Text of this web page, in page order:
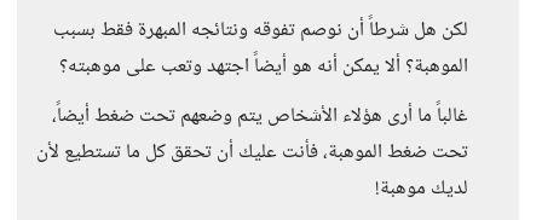
لكن هل شرطاً أن نوصم تفوقه ونتائجه المبهرة فقط بسبب
الموهبة؟ ألا يمكن أنه هو أيضاً اجتهد وتعب على موهبته؟
غالباً ما أرى هؤلاء الأشخاص يتم وضعهم تحت ضغط أيضاً،
تحت ضغط الموهبة، فأنت عليك أن تحقق كل ما تستطيع لأن
لديك موهبة!